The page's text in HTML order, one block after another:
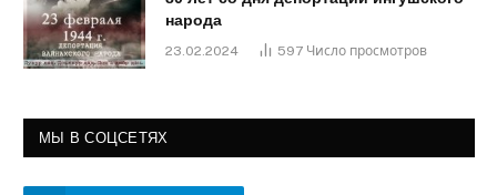
народа
23.02.2024 597 Число просмотров
МЫ В СОЦСЕТЯХ